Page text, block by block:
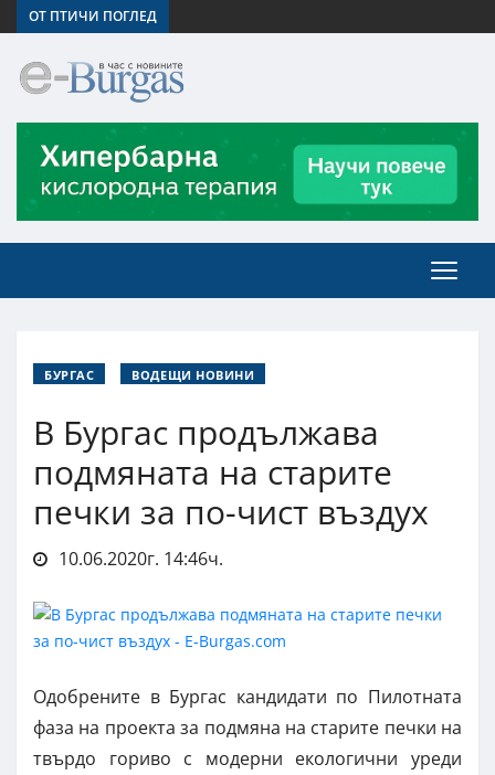
ОТ ПТИЧИ ПОГЛЕД
БУРГАС ВОДЕЩИ НОВИНИ
В Бургас продължава
подмяната на старите
печки за по-чист въздух
10.06.2020г. 14:46ч.
Одобрените в Бургас кандидати по Пилотната
фаза на проекта за подмяна на старите печки на
твърдо гориво с модерни екологични уреди